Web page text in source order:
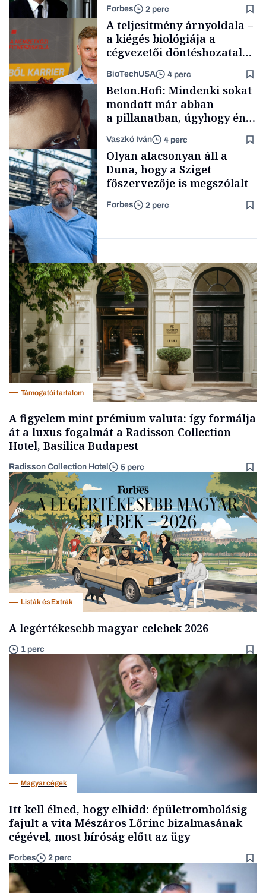
Politika
Forbes 2 perc
Content Lab HUB
A teljesítmény árnyoldala –
a kiégés biológiája a
cégvezetői döntéshozatal
BioTechUSA 4 perc
Forbes-sztori
Beton.Hofi: Mindenki sokat
mondott már abban
a pillanatban, úgyhogy én
a legsarkosabb
gondolataimat akartam
kimondani
Vaszkó Iván 4 perc
Társadalom
Olyan alacsonyan áll a
Duna, hogy a Sziget
főszervezője is megszólalt
Forbes 2 perc
Támogatói tartalom
A figyelem mint prémium valuta: így formálja
át a luxus fogalmát a Radisson Collection
Hotel, Basilica Budapest
Radisson Collection Hotel 5 perc
Listák és Extrák
A legértékesebb magyar celebek 2026
1 perc
Magyar cégek
Itt kell élned, hogy elhidd: épületrombolásig
fajult a vita Mészáros Lőrinc bizalmasának
cégével, most bíróság előtt az ügy
Forbes 2 perc